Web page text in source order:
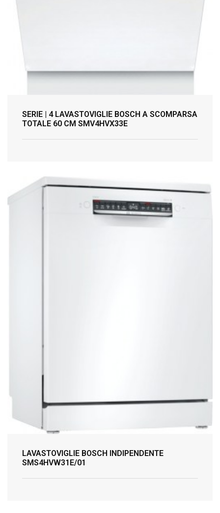
SERIE | 4 LAVASTOVIGLIE BOSCH A SCOMPARSA
TOTALE 60 CM SMV4HVX33E
LAVASTOVIGLIE BOSCH INDIPENDENTE
SMS4HVW31E/01